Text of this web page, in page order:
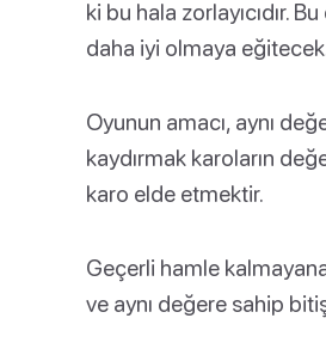
ki bu hala zorlayıcıdır.
daha iyi olmaya
Oyunun amacı, aynı
kaydırmak karoların
karo elde etmektir.
Geçerli hamle
ve aynı değere sahip